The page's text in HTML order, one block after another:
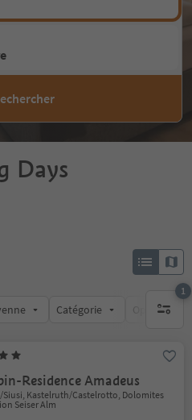
Days
Catégorie Options de
1
1 filtre
Residence Amadeus
Siusi, Kastelruth/Castelrotto, Dolomites
Seiser Alm